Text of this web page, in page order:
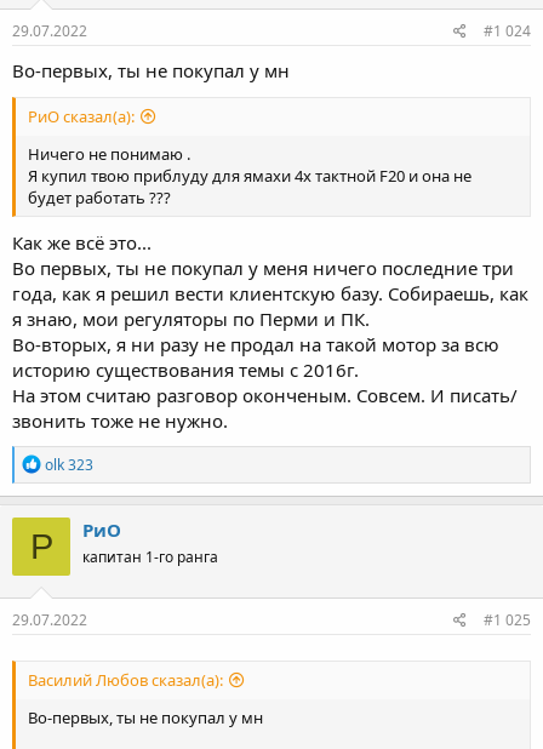
29.07.2022 #1 024
Во-первых, ты не покупал у мн
РиО сказал(а):
Ничего не понимаю .
Я купил твою приблуду для ямахи 4х тактной F20 и она не
будет работать ???
Как же всё это...
Во первых, ты не покупал у меня ничего последние три
года, как я решил вести клиентскую базу. Собираешь, как
я знаю, мои регуляторы по Перми и ПК.
Во-вторых, я ни разу не продал на такой мотор за всю
историю существования темы с 2016г.
На этом считаю разговор оконченым. Совсем. И писать/
звонить тоже не нужно.
Р
е
а
к
ц
и
:
olk 323
Р РиО
капитан 1-го ранга
29.07.2022 #1 025
Василий Любов сказал(а):
Во-первых, ты не покупал у мн